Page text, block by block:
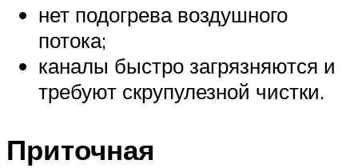
нет подогрева воздушного
потока;
каналы быстро загрязняются и
требуют скрупулезной чистки.
Приточная